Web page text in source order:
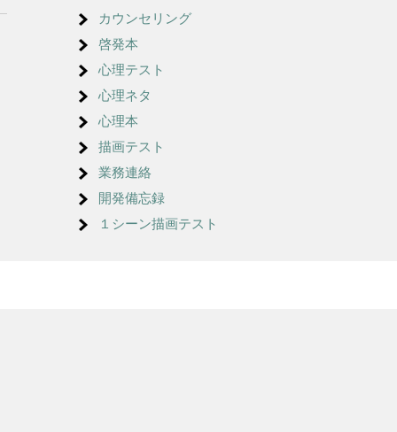
カウンセリング
啓発本
心理テスト
心理ネタ
心理本
描画テスト
業務連絡
開発備忘録
１シーン描画テスト